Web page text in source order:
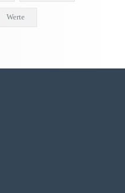
Werte